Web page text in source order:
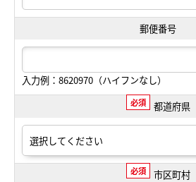
郵便番号
入力例：8620970（ハイフンなし）
必須 都道府県
必須 市区町村